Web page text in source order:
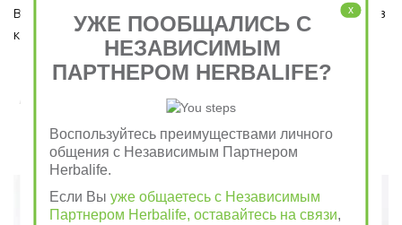
Ведь завтрак является важным приемом пищи, который ни в
коем случае пропускать нельзя!
Говорили в древности
x
УЖЕ ПООБЩАЛИСЬ С
НЕЗАВИСИМЫМ
ПАРТНЕРОМ HERBALIFE?
Воспользуйтесь преимуществами личного
общения с Независимым Партнером
Herbalife.
Если Выуже общаетесь с Независимым
Партнером Herbalife, оставайтесь на связи,